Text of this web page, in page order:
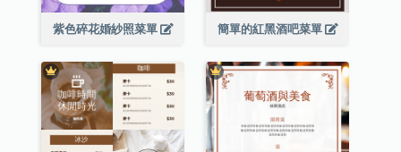
紫色碎花婚紗照菜單 簡單的紅黑酒吧菜單